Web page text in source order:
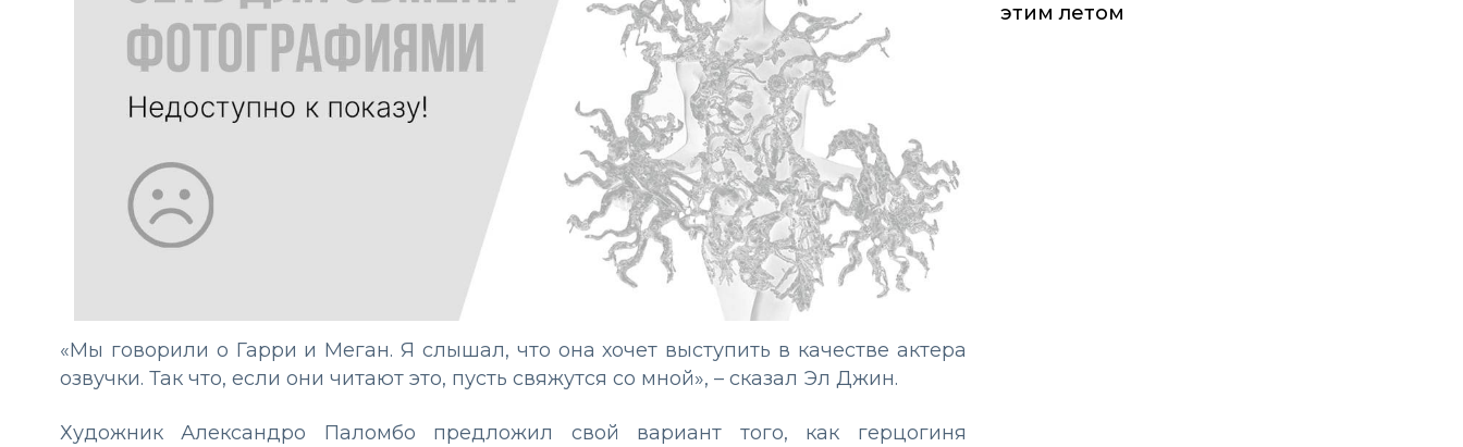
«Мы говорили о Гарри и Меган. Я слышал, что она хочет выступить в качестве актера
озвучки. Так что, если они читают это, пусть свяжутся со мной», – сказал Эл Джин.
Художник Александро Паломбо предложил свой вариант того, как герцогиня
этим летом